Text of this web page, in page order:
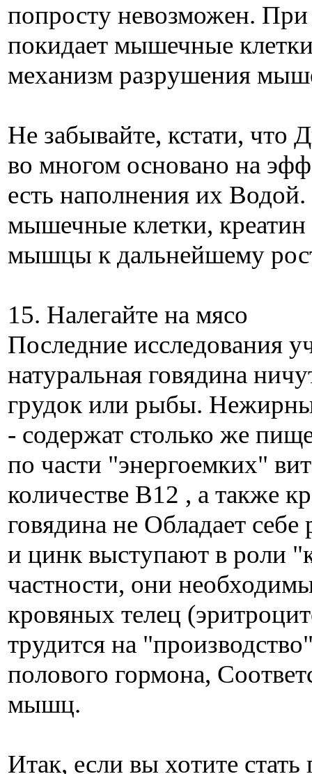
попросту невозможен.
покидает мышечные
механизм разрушения
Не забывайте, кстати, что
во многом основано на
есть наполнения их
мышечные клетки,
мышцы к дальнейшему
15. Налегайте на мясо
Последние исследования
натуральная говядина
грудок или рыбы.
- содержат столько же
по части "энергоемких"
количестве В12 , а также
говядина не Обладает
и цинк выступают в роли
частности, они
кровяных телец
трудится на
полового гормона,
мышц.
Итак, если вы хотите